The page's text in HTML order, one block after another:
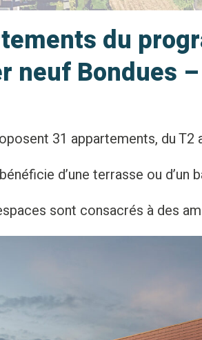
du
neuf Bondues
31 appartements, du T2
d’une terrasse ou d’un
sont consacrés à des